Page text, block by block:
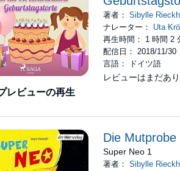
レビューの再生
著者：Sibylle
ナレーター： Uta
再生時間： 1 時間 2
配信日： 2018/11/30
言語： ドイツ語
レビューはまだあり
Die Mutprobe
Super Neo 1
著者：Sibylle